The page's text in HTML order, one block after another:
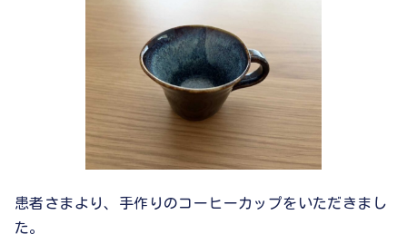
患者さまより、手作りのコーヒーカップをいただきまし
た。